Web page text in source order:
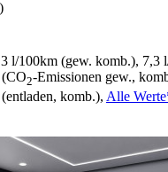
l/100km (gew. komb.), 7,3
2-Emissionen gew.,
komb.), Alle